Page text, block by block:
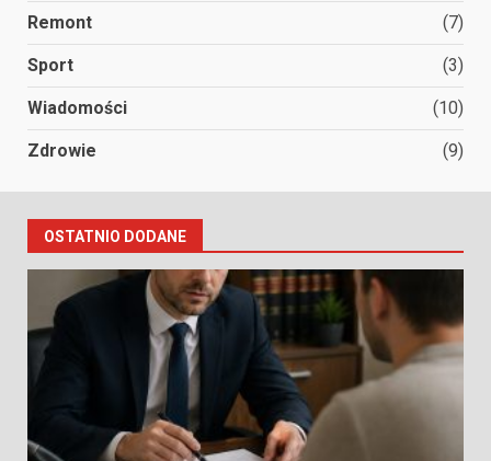
Remont (7)
Sport (3)
Wiadomości (10)
Zdrowie (9)
OSTATNIO DODANE